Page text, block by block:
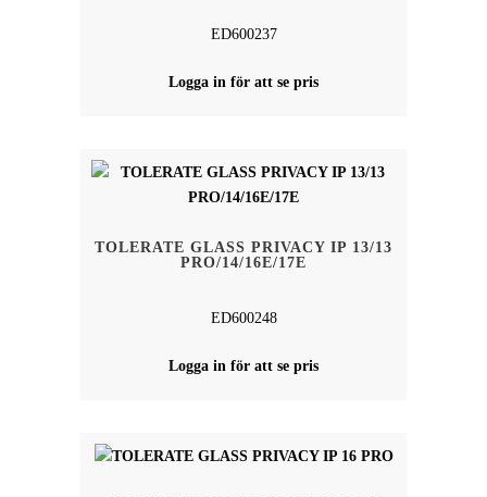
‌ED600237
Logga in för att se pris
TOLERATE GLASS PRIVACY IP 13/13
PRO/14/16E/17E
ED600248
Logga in för att se pris